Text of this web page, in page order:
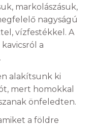
markolászásuk,
nagyságú
vízfestékkel. A
a
alakítsunk ki
mert homokkal
önfeledten.
a földre